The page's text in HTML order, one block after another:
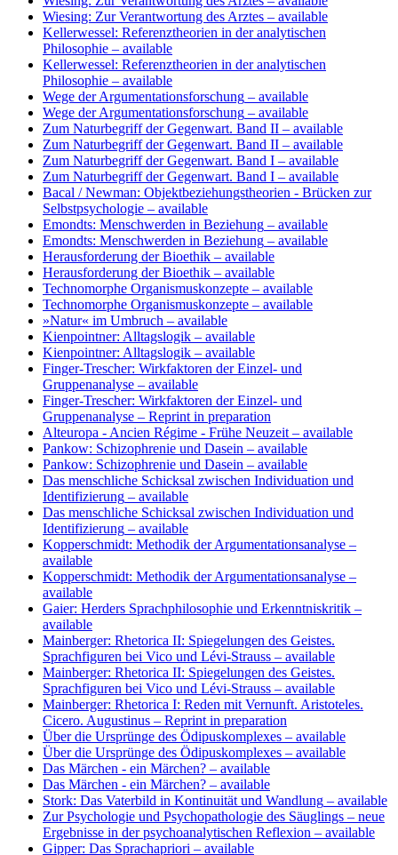
Wiesing: Zur Verantwortung des Arztes – available
Kellerwessel: Referenztheorien in der analytischen
Philosophie – available
Kellerwessel: Referenztheorien in der analytischen
Philosophie – available
Wege der Argumentationsforschung – available
Wege der Argumentationsforschung – available
Zum Naturbegriff der Gegenwart. Band II – available
Zum Naturbegriff der Gegenwart. Band II – available
Zum Naturbegriff der Gegenwart. Band I – available
Zum Naturbegriff der Gegenwart. Band I – available
Bacal / Newman: Objektbeziehungstheorien - Brücken zur
Selbstpsychologie – available
Emondts: Menschwerden in Beziehung – available
Emondts: Menschwerden in Beziehung – available
Herausforderung der Bioethik – available
Herausforderung der Bioethik – available
Technomorphe Organismuskonzepte – available
Technomorphe Organismuskonzepte – available
»Natur« im Umbruch – available
Kienpointner: Alltagslogik – available
Kienpointner: Alltagslogik – available
Finger-Trescher: Wirkfaktoren der Einzel- und
Gruppenanalyse – available
Finger-Trescher: Wirkfaktoren der Einzel- und
Gruppenanalyse – Reprint in preparation
Alteuropa - Ancien Régime - Frühe Neuzeit – available
Pankow: Schizophrenie und Dasein – available
Pankow: Schizophrenie und Dasein – available
Das menschliche Schicksal zwischen Individuation und
Identifizierung – available
Das menschliche Schicksal zwischen Individuation und
Identifizierung – available
Kopperschmidt: Methodik der Argumentationsanalyse –
available
Kopperschmidt: Methodik der Argumentationsanalyse –
available
Gaier: Herders Sprachphilosophie und Erkenntniskritik –
available
Mainberger: Rhetorica II: Spiegelungen des Geistes.
Sprachfiguren bei Vico und Lévi-Strauss – available
Mainberger: Rhetorica II: Spiegelungen des Geistes.
Sprachfiguren bei Vico und Lévi-Strauss – available
Mainberger: Rhetorica I: Reden mit Vernunft. Aristoteles.
Cicero. Augustinus – Reprint in preparation
Über die Ursprünge des Ödipuskomplexes – available
Über die Ursprünge des Ödipuskomplexes – available
Das Märchen - ein Märchen? – available
Das Märchen - ein Märchen? – available
Stork: Das Vaterbild in Kontinuität und Wandlung – available
Zur Psychologie und Psychopathologie des Säuglings – neue
Ergebnisse in der psychoanalytischen Reflexion – available
Gipper: Das Sprachapriori – available